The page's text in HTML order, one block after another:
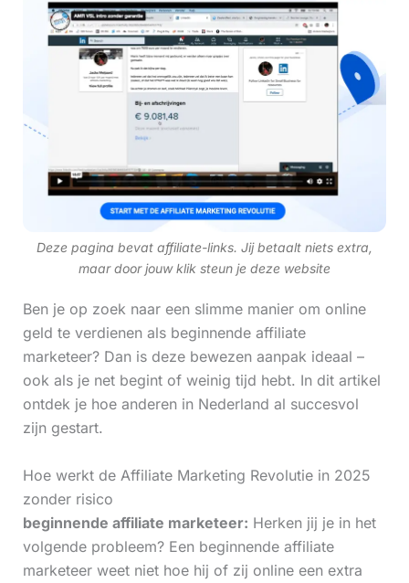
Deze pagina bevat affiliate-links. Jij betaalt niets extra,
maar door jouw klik steun je deze website
Ben je op zoek naar een slimme manier om online
geld te verdienen als beginnende affiliate
marketeer? Dan is deze bewezen aanpak ideaal –
ook als je net begint of weinig tijd hebt. In dit artikel
ontdek je hoe anderen in Nederland al succesvol
zijn gestart.
Hoe werkt de Affiliate Marketing Revolutie in 2025
zonder risico
beginnende affiliate marketeer: Herken jij je in het
volgende probleem? Een beginnende affiliate
marketeer weet niet hoe hij of zij online een extra